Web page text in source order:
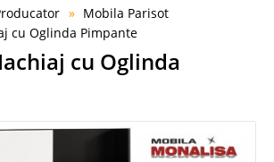
Mobila Parisot
cu Oglinda Pimpante
cu Oglinda